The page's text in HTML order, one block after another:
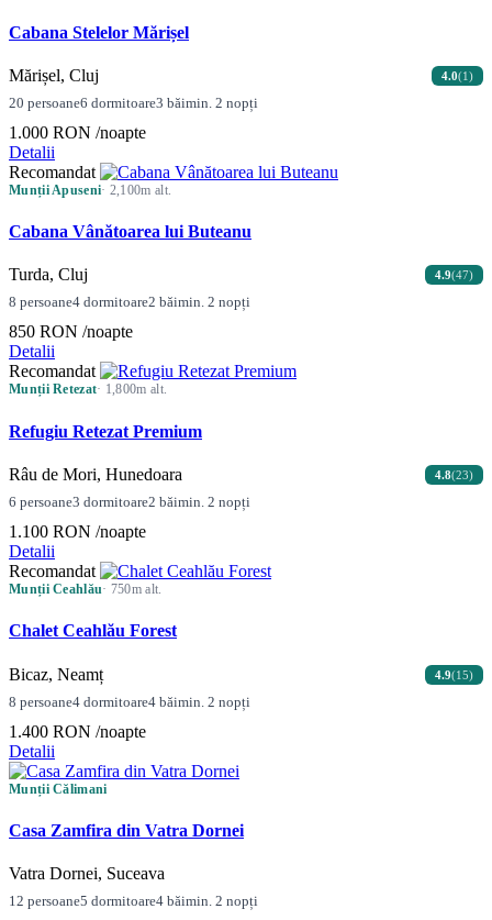
Cabana Stelelor Mărișel
Mărișel, Cluj 4.0(1)
20 persoane6 dormitoare3 băimin. 2 nopți
1.000 RON /noapte
Detalii
Recomandat
Munții Apuseni· 2,100m alt.
Cabana Vânătoarea lui Buteanu
Turda, Cluj 4.9(47)
8 persoane4 dormitoare2 băimin. 2 nopți
850 RON /noapte
Detalii
Recomandat
Munții Retezat· 1,800m alt.
Refugiu Retezat Premium
Râu de Mori, Hunedoara 4.8(23)
6 persoane3 dormitoare2 băimin. 2 nopți
1.100 RON /noapte
Detalii
Recomandat
Munții Ceahlău· 750m alt.
Chalet Ceahlău Forest
Bicaz, Neamț 4.9(15)
8 persoane4 dormitoare4 băimin. 2 nopți
1.400 RON /noapte
Detalii
Munții Călimani
Casa Zamfira din Vatra Dornei
Vatra Dornei, Suceava
12 persoane5 dormitoare4 băimin. 2 nopți